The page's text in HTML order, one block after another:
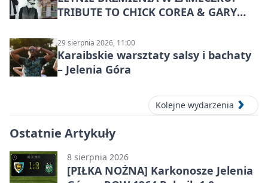
TRIBUTE TO CHICK COREA & GARY
29 sierpnia 2026, 11:00
Karaibskie warsztaty salsy i bachaty
– Jelenia Góra
Kolejne wydarzenia
Ostatnie Artykuły
8 sierpnia 2026
[PIŁKA NOŻNA] Karkonosze Jelenia